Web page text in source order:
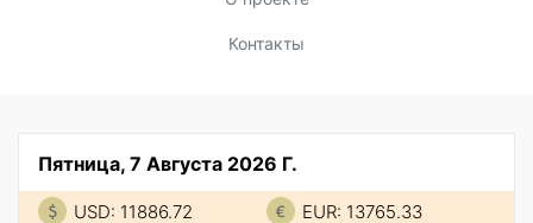
Контакты
Пятница, 7 Августа 2026 Г.
USD: 11886.72 EUR: 13765.33